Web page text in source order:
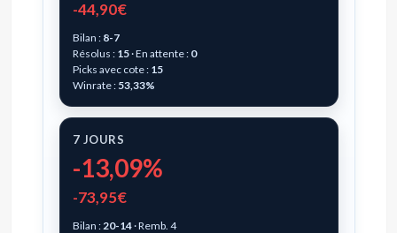
-44,90€
Bilan : 8-7
Résolus : 15· En attente : 0
Picks avec cote : 15
Winrate : 53,33%
7 JOURS
-13,09%
-73,95€
Bilan : 20-14· Remb. 4